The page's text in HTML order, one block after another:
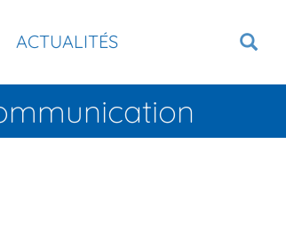
ACTUALITÉS